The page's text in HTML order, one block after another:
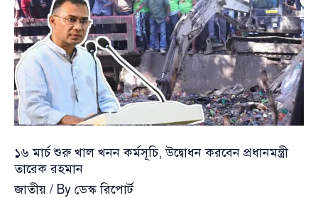
কর্মসূচি,
১৬
মার্চ
উদ্বোধন
করবেন
প্রধানমন্ত্রী
১৬ মার্চ শুরু খাল খনন কর্মসূচি, উদ্বোধন করবেন প্রধানমন্ত্রী
তারেক রহমান
জাতীয় / By ডেস্ক রিপোর্ট